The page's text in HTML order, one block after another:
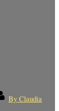
By Claudia